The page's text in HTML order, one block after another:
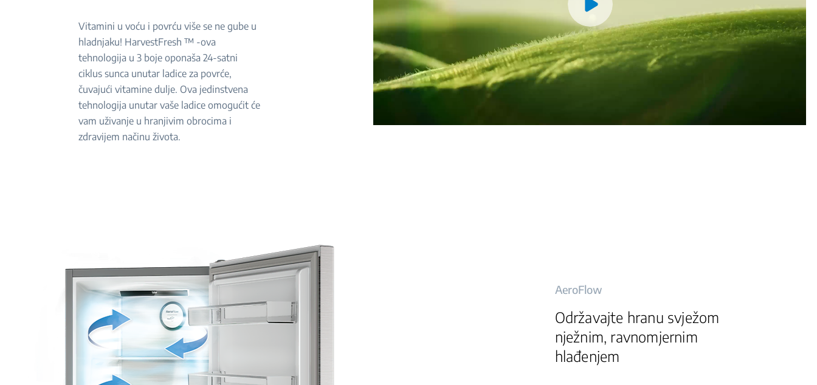
Vitamini u voću i povrću više se ne gube u
hladnjaku! HarvestFresh ™ -ova
tehnologija u 3 boje oponaša 24-satni
ciklus sunca unutar ladice za povrće,
čuvajući vitamine dulje. Ova jedinstvena
tehnologija unutar vaše ladice omogućit će
vam uživanje u hranjivim obrocima i
zdravijem načinu života.
AeroFlow
Održavajte hranu svježom
nježnim, ravnomjernim
hlađenjem